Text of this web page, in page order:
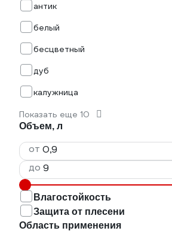
антик
белый
бесцветный
дуб
калужница
Показать еще 10
Объем, л
от
до
Влагостойкость
Защита от плесени
Область применения